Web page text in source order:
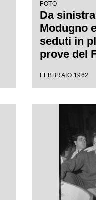
FOTO
Da
Modugno
seduti in
prove del
spartito
FEBBRAIO 1962